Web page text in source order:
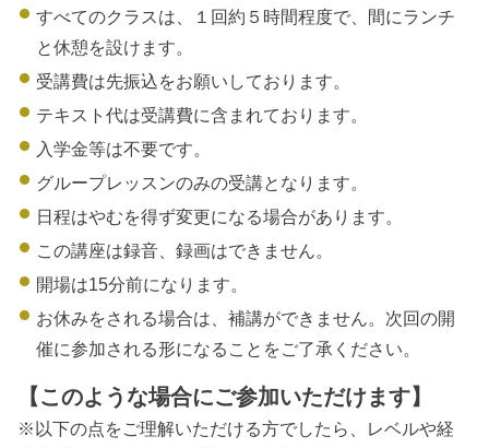
すべてのクラスは、１回約５時間程度で、間にランチ
と休憩を設けます。
受講費は先振込をお願いしております。
テキスト代は受講費に含まれております。
入学金等は不要です。
グループレッスンのみの受講となります。
日程はやむを得ず変更になる場合があります。
この講座は録音、録画はできません。
開場は15分前になります。
お休みをされる場合は、補講ができません。次回の開
催に参加される形になることをご了承ください。
【このような場合にご参加いただけます】
※以下の点をご理解いただける方でしたら、レベルや経